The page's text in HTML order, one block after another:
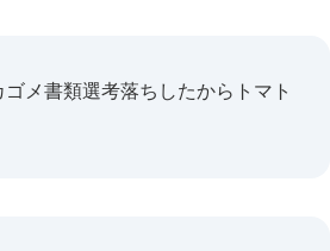
ゴメ書類選考落ちしたからトマト